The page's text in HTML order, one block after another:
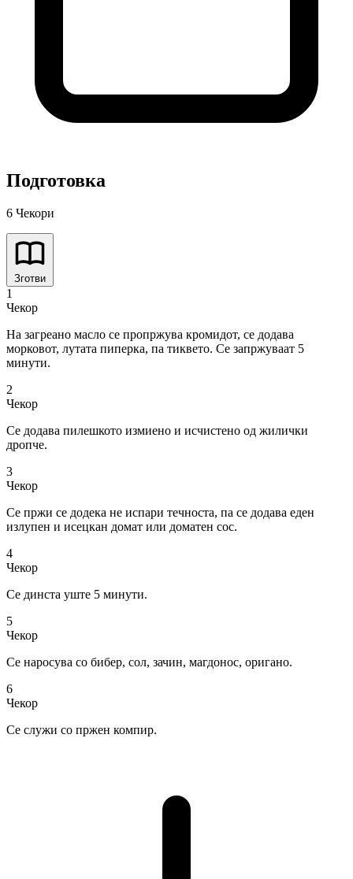
Подготовка
6 Чекори
Зготви
1
Чекор
На загреано масло се пропржува кромидот, се додава
морковот, лутата пиперка, па тиквето. Се запржуваат 5
минути.
2
Чекор
Се додава пилешкото измиено и исчистено од жилички
дропче.
3
Чекор
Се пржи се додека не испари течноста, па се додава еден
излупен и исецкан домат или доматен сос.
4
Чекор
Се динста уште 5 минути.
5
Чекор
Се наросува со бибер, сол, зачин, магдонос, оригано.
6
Чекор
Се служи со пржен компир.